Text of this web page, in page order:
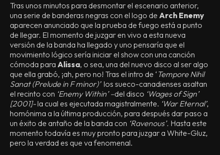
Tras unos minutos para desmontar el escenario anterior,
una serie de banderas negras con el logo de Arch Enemy
aparecen anunciado que la prueba de fuego está a punto
de llegar. El momento de juzgar en vivo a esta nueva
versión de la banda ha llegado y uno pensaría que el
movimiento lógico sería iniciar el show con una canción
cómoda para Alissa, o sea, una del nuevo disco al ser algo
que ella grabó, ¡ah, pero no! Tras el intro de ‘ Tempore Nihil
Sanat (Prelude in F minor)’los sueco-canadienses asaltan
el recinto con ‘Enemy Within’ –del disco ‘Wages of Sign’
[2001]-la cual es ejecutada magistralmente. ‘War Eternal’,
homónima a la última producción, para después dar paso a
un éxito de antaño de la banda con ‘Ravenous’. Hasta este
momento todavía es muy pronto para juzgar a White-Gluz,
pero la verdad es que va fenomenal.